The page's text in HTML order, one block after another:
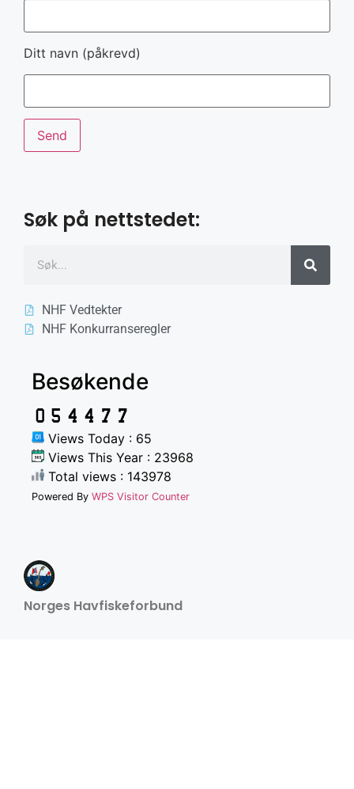
Ditt navn (påkrevd)
Søk på nettstedet:
NHF Vedtekter
NHF Konkurranseregler
Besøkende
Views Today : 65
Views This Year : 23968
Total views : 143978
Powered By WPS Visitor Counter
Norges Havfiskeforbund